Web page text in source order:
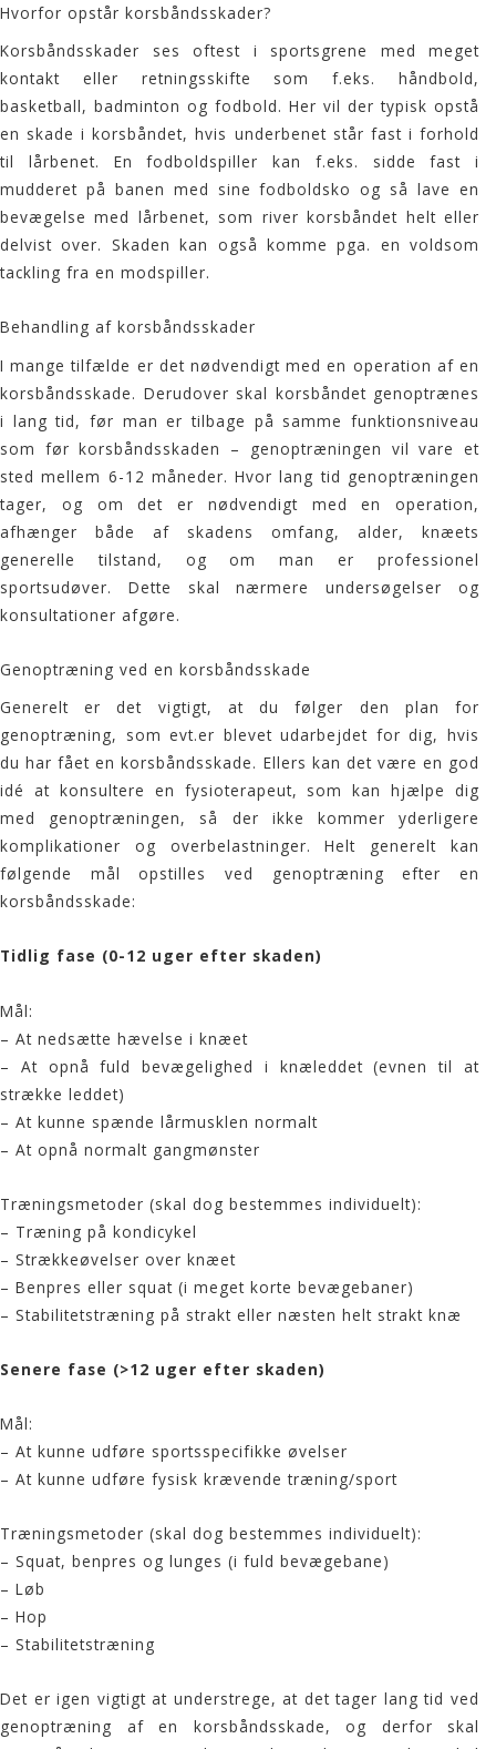
Hvorfor opstår korsbåndsskader?
Korsbåndsskader ses oftest i sportsgrene med meget
kontakt eller retningsskifte som f.eks. håndbold,
basketball, badminton og fodbold. Her vil der typisk opstå
en skade i korsbåndet, hvis underbenet står fast i forhold
til lårbenet. En fodboldspiller kan f.eks. sidde fast i
mudderet på banen med sine fodboldsko og så lave en
bevægelse med lårbenet, som river korsbåndet helt eller
delvist over. Skaden kan også komme pga. en voldsom
tackling fra en modspiller.
Behandling af korsbåndsskader
I mange tilfælde er det nødvendigt med en operation af en
korsbåndsskade. Derudover skal korsbåndet genoptrænes
i lang tid, før man er tilbage på samme funktionsniveau
som før korsbåndsskaden – genoptræningen vil vare et
sted mellem 6-12 måneder. Hvor lang tid genoptræningen
tager, og om det er nødvendigt med en operation,
afhænger både af skadens omfang, alder, knæets
generelle tilstand, og om man er professionel
sportsudøver. Dette skal nærmere undersøgelser og
konsultationer afgøre.
Genoptræning ved en korsbåndsskade
Generelt er det vigtigt, at du følger den plan for
genoptræning, som evt.er blevet udarbejdet for dig, hvis
du har fået en korsbåndsskade. Ellers kan det være en god
idé at konsultere en fysioterapeut, som kan hjælpe dig
med genoptræningen, så der ikke kommer yderligere
komplikationer og overbelastninger. Helt generelt kan
følgende mål opstilles ved genoptræning efter en
korsbåndsskade:
Tidlig fase (0-12 uger efter skaden)
Mål:
– At nedsætte hævelse i knæet
– At opnå fuld bevægelighed i knæleddet (evnen til at
strække leddet)
– At kunne spænde lårmusklen normalt
– At opnå normalt gangmønster
Træningsmetoder (skal dog bestemmes individuelt):
– Træning på kondicykel
– Strækkeøvelser over knæet
– Benpres eller squat (i meget korte bevægebaner)
– Stabilitetstræning på strakt eller næsten helt strakt knæ
Senere fase (>12 uger efter skaden)
Mål:
– At kunne udføre sportsspecifikke øvelser
– At kunne udføre fysisk krævende træning/sport
Træningsmetoder (skal dog bestemmes individuelt):
– Squat, benpres og lunges (i fuld bevægebane)
– Løb
– Hop
– Stabilitetstræning
Det er igen vigtigt at understrege, at det tager lang tid ved
genoptræning af en korsbåndsskade, og derfor skal